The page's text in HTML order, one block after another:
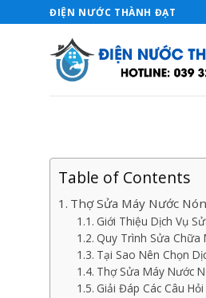
to
ĐIỆN NƯỚC THÀNH ĐẠT
Table of Contents
Thợ Sửa Máy Nước
Giới Thiệu Dịch Vụ
Quy Trình Sửa Chữa
Tại Sao Nên Chọn
Thợ Sửa Máy Nước
Giải Đáp Các Câu